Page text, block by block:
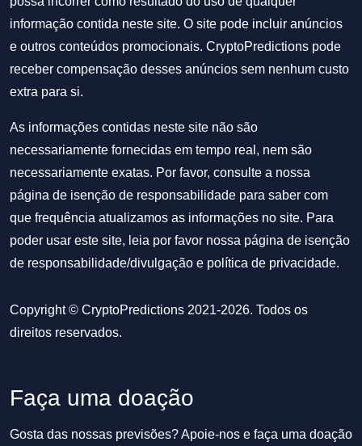
informação contida neste site. O site pode incluir anúncios
e outros conteúdos promocionais. CryptoPredictions pode
receber compensação desses anúncios sem nenhum custo
extra para si.
As informações contidas neste site não são
necessariamente fornecidas em tempo real, nem são
necessariamente exatas. Por favor, consulte a nossa
página de isenção de responsabilidade para saber com
que frequência atualizamos as informações no site. Para
poder usar este site, leia por favor nossa página de isenção
de responsabilidade/divulgação e política de privacidade.
Copyright © CryptoPredictions 2021-2026. Todos os
direitos reservados.
Faça uma doação
Gosta das nossas previsões? Apoie-nos e faça uma doação